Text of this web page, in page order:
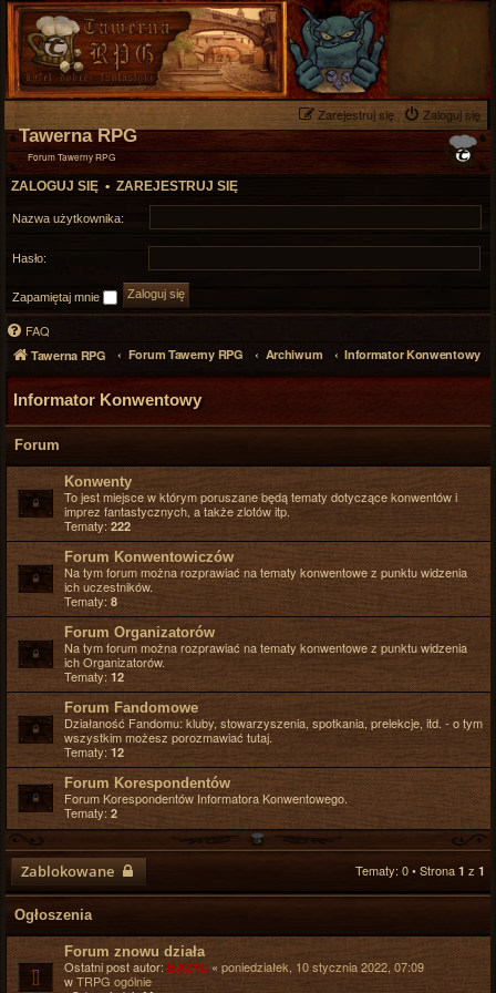
Zaloguj się
Zarejestruj się
Tawerna RPG
Forum Tawerny RPG
ZALOGUJ SIĘ • ZAREJESTRUJ SIĘ
Nazwa użytkownika:
Hasło:
Zapamiętaj mnie
FAQ
Tawerna RPG Forum Tawerny RPG Archiwum Informator Konwentowy
Informator Konwentowy
Forum
Konwenty
To jest miejsce w którym poruszane będą tematy dotyczące konwentów i
imprez fantastycznych, a także zlotów itp.
Tematy: 222
Forum Konwentowiczów
Na tym forum można rozprawiać na tematy konwentowe z punktu widzenia
ich uczestników.
Tematy: 8
Forum Organizatorów
Na tym forum można rozprawiać na tematy konwentowe z punktu widzenia
ich Organizatorów.
Tematy: 12
Forum Fandomowe
Działaność Fandomu: kluby, stowarzyszenia, spotkania, prelekcje, itd. - o tym
wszystkim możesz porozmawiać tutaj.
Tematy: 12
Forum Korespondentów
Forum Korespondentów Informatora Konwentowego.
Tematy: 2
Zablokowane Tematy: 0 • Strona 1 z 1
Ogłoszenia
Forum znowu działa
Ostatni post autor: BAZYL « poniedziałek, 10 stycznia 2022, 07:09
wTRPG ogólnie